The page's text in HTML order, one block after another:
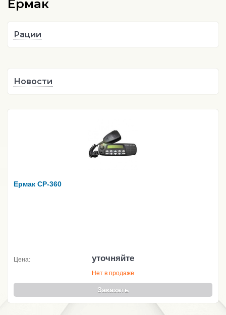
Ермак
Рации
Новости
Ермак CP-360
Цена: уточняйте
Нет в продаже
Заказать